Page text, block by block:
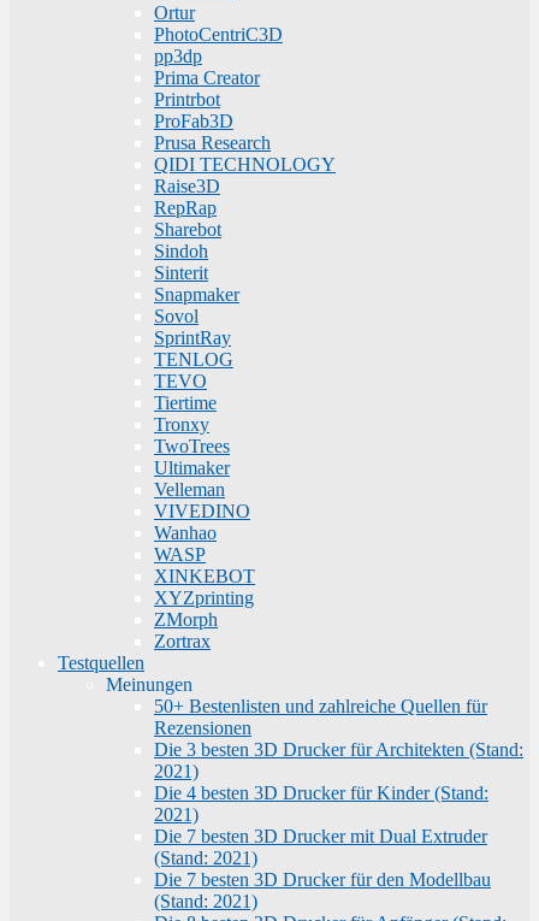
Ortur
PhotoCentriC3D
pp3dp
Prima Creator
Printrbot
ProFab3D
Prusa Research
QIDI TECHNOLOGY
Raise3D
RepRap
Sharebot
Sindoh
Sinterit
Snapmaker
Sovol
SprintRay
TENLOG
TEVO
Tiertime
Tronxy
TwoTrees
Ultimaker
Velleman
VIVEDINO
Wanhao
WASP
XINKEBOT
XYZprinting
ZMorph
Zortrax
Testquellen
Meinungen
50+ Bestenlisten und zahlreiche Quellen für
Rezensionen
Die 3 besten 3D Drucker für Architekten (Stand:
2021)
Die 4 besten 3D Drucker für Kinder (Stand:
2021)
Die 7 besten 3D Drucker mit Dual Extruder
(Stand: 2021)
Die 7 besten 3D Drucker für den Modellbau
(Stand: 2021)